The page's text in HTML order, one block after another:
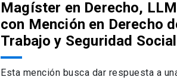
Magíster en Derecho,
con Mención en Derecho
Trabajo y Seguridad Social
Esta mención busca dar respuesta a